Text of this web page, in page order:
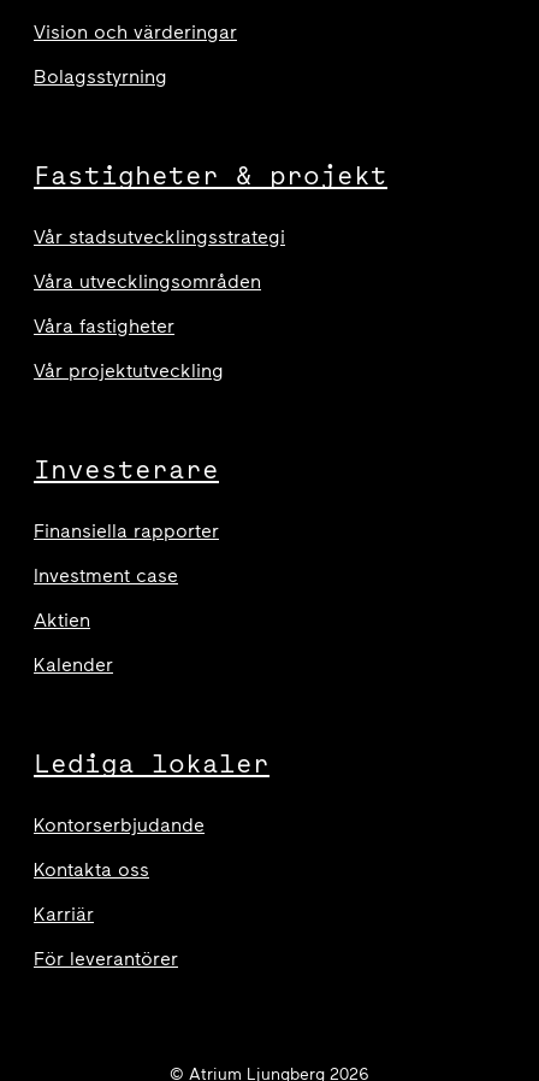
Vision och värderingar
Bolagsstyrning
Fastigheter & projekt
Vår stadsutvecklingsstrategi
Våra utvecklingsområden
Våra fastigheter
Vår projektutveckling
Investerare
Finansiella rapporter
Investment case
Aktien
Kalender
Lediga lokaler
Kontorserbjudande
Kontakta oss
Karriär
För leverantörer
© Atrium Ljungberg 2026